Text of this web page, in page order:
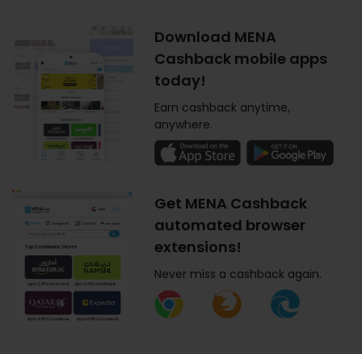
Download MENA
Cashback mobile apps
today!
Earn cashback anytime,
anywhere.
Get MENA Cashback
automated browser
extensions!
Never miss a cashback again.